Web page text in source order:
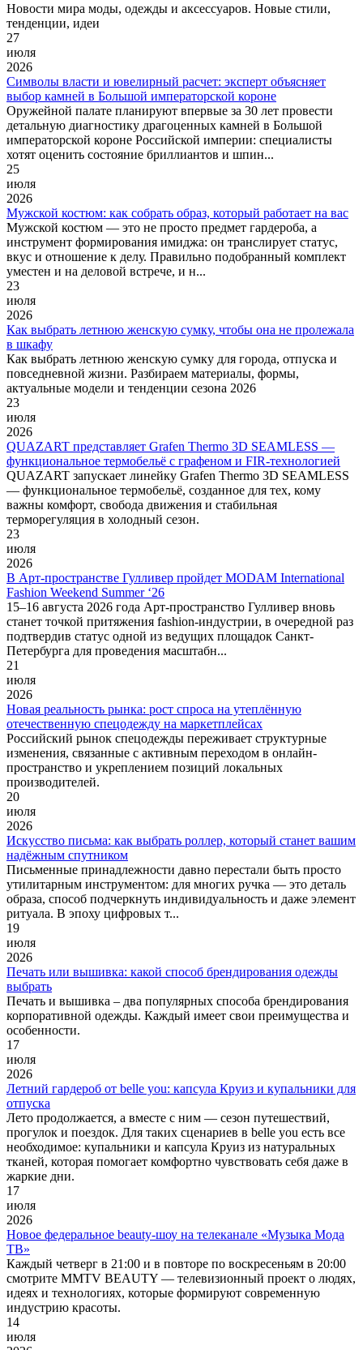
Новости мира моды, одежды и аксессуаров. Новые стили,
тенденции, идеи
27
июля
2026
Символы власти и ювелирный расчет: эксперт объясняет
выбор камней в Большой императорской короне
Оружейной палате планируют впервые за 30 лет провести
детальную диагностику драгоценных камней в Большой
императорской короне Российской империи: специалисты
хотят оценить состояние бриллиантов и шпин...
25
июля
2026
Мужской костюм: как собрать образ, который работает на вас
Мужской костюм — это не просто предмет гардероба, а
инструмент формирования имиджа: он транслирует статус,
вкус и отношение к делу. Правильно подобранный комплект
уместен и на деловой встрече, и н...
23
июля
2026
Как выбрать летнюю женскую сумку, чтобы она не пролежала
в шкафу
Как выбрать летнюю женскую сумку для города, отпуска и
повседневной жизни. Разбираем материалы, формы,
актуальные модели и тенденции сезона 2026
23
июля
2026
QUAZART представляет Grafen Thermo 3D SEAMLESS —
функциональное термобельё с графеном и FIR-технологией
QUAZART запускает линейку Grafen Thermo 3D SEAMLESS
— функциональное термобельё, созданное для тех, кому
важны комфорт, свобода движения и стабильная
терморегуляция в холодный сезон.
23
июля
2026
В Арт-пространстве Гулливер пройдет MODAM International
Fashion Weekend Summer ‘26
15–16 августа 2026 года Арт-пространство Гулливер вновь
станет точкой притяжения fashion-индустрии, в очередной раз
подтвердив статус одной из ведущих площадок Санкт-
Петербурга для проведения масштабн...
21
июля
2026
Новая реальность рынка: рост спроса на утеплённую
отечественную спецодежду на маркетплейсах
Российский рынок спецодежды переживает структурные
изменения, связанные с активным переходом в онлайн-
пространство и укреплением позиций локальных
производителей.
20
июля
2026
Искусство письма: как выбрать роллер, который станет вашим
надёжным спутником
Письменные принадлежности давно перестали быть просто
утилитарным инструментом: для многих ручка — это деталь
образа, способ подчеркнуть индивидуальность и даже элемент
ритуала. В эпоху цифровых т...
19
июля
2026
Печать или вышивка: какой способ брендирования одежды
выбрать
Печать и вышивка – два популярных способа брендирования
корпоративной одежды. Каждый имеет свои преимущества и
особенности.
17
июля
2026
Летний гардероб от belle you: капсула Круиз и купальники для
отпуска
Лето продолжается, а вместе с ним — сезон путешествий,
прогулок и поездок. Для таких сценариев в belle you есть все
необходимое: купальники и капсула Круиз из натуральных
тканей, которая помогает комфортно чувствовать себя даже в
жаркие дни.
17
июля
2026
Новое федеральное beauty-шоу на телеканале «Музыка Мода
ТВ»
Каждый четверг в 21:00 и в повторе по воскресеньям в 20:00
смотрите MMTV BEAUTY — телевизионный проект о людях,
идеях и технологиях, которые формируют современную
индустрию красоты.
14
июля